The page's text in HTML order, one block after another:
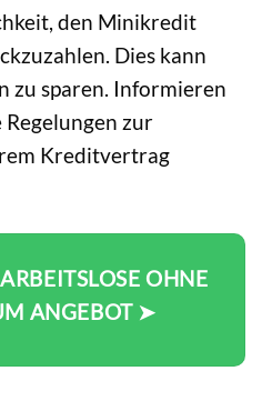
den Minikredit
Dies kann
zu sparen. Informieren
zur
Kreditvertrag
OHNE
ANGEBOT ➤